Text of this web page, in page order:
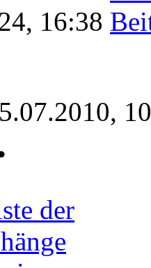
16:38